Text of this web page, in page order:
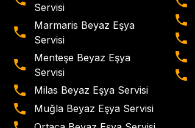
Servisi
Marmaris Beyaz Eşya
Servisi
Menteşe Beyaz Eşya
Servisi
Milas Beyaz Eşya Servisi
Muğla Beyaz Eşya Servisi